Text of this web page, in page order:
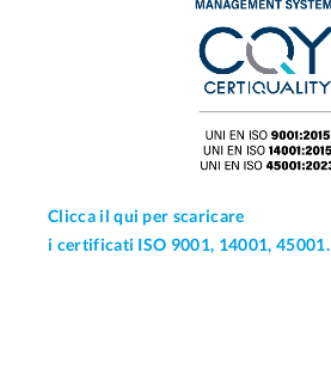
Clicca il qui per scaricare
i certificati ISO 9001, 14001, 45001.